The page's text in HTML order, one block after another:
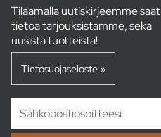
Tilaamalla uutiskirjeemme saat
tietoa tarjouksistamme, sekä
uusista tuotteista!
Tietosuojaseloste »